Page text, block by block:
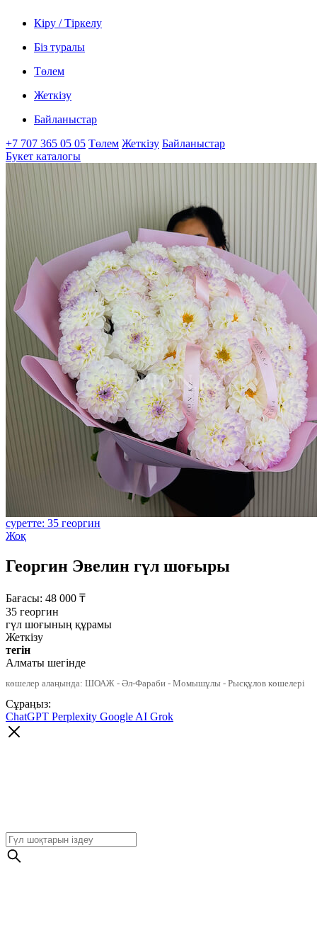
Кіру / Тіркелу
Біз туралы
Төлем
Жеткізу
Байланыстар
+7 707 365 05 05 Төлем Жеткізу Байланыстар
Букет каталогы
суретте: 35 георгин
Жоқ
Георгин Эвелин гүл шоғыры
Бағасы: 48 000 ₸
35 георгин
гүл шоғының құрамы
Жеткізу
тегін
Алматы шегінде
көшелер алаңында: ШОАЖ - Әл-Фараби - Момышұлы - Рысқұлов көшелері
Сұраңыз:
ChatGPT Perplexity Google AI Grok